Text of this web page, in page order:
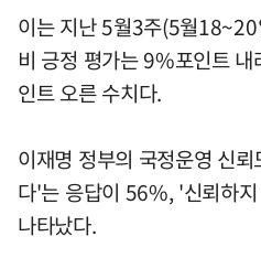
이는 지난 5월3주(5월
비 긍정 평가는 9%포인트
인트 오른 수치다.
이재명 정부의 국정운영 신
다'는 응답이 56%, '신뢰하
나타났다.